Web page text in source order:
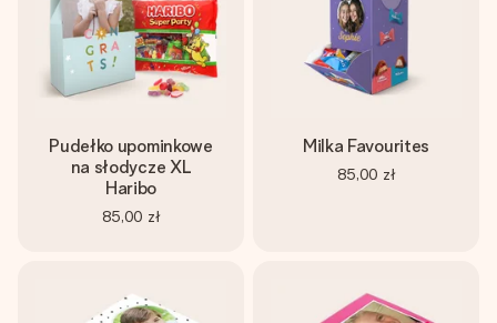
Pudełko upominkowe
na słodycze XL
Haribo
85,00 zł
Milka Favourites
85,00 zł